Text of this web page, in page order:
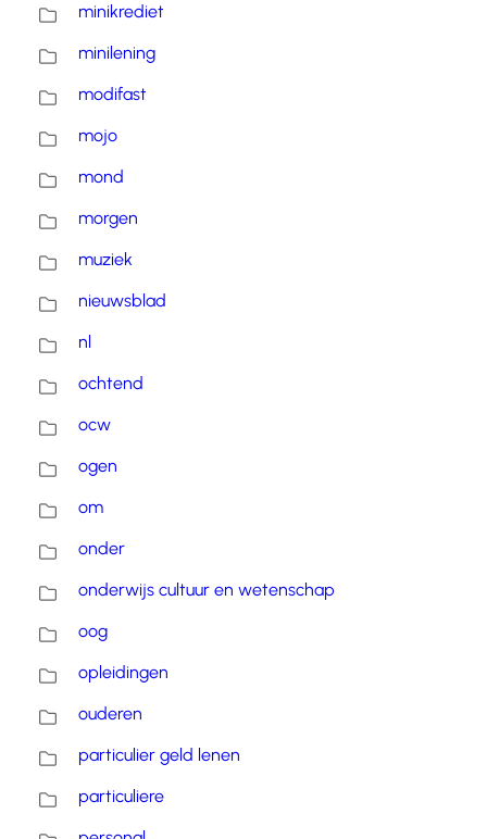
minikrediet
minilening
modifast
mojo
mond
morgen
muziek
nieuwsblad
nl
ochtend
ocw
ogen
om
onder
onderwijs cultuur en wetenschap
oog
opleidingen
ouderen
particulier geld lenen
particuliere